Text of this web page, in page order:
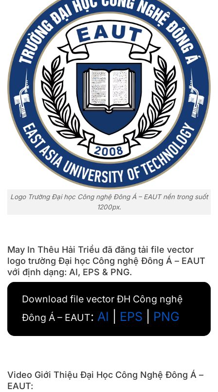
Logo Trường Đại học Công nghệ Đông Á – EAUT nền trong suốt
1200px.
May In Thêu Hải Triều đã đăng tải file vector
logo trường Đại học Công nghệ Đông Á – EAUT
với định dạng: AI, EPS & PNG.
Download file vector ĐH Công nghệ
Đông Á – EAUT: AI EPS PNG
Video Giới Thiệu Đại Học Công Nghệ Đông Á –
EAUT: